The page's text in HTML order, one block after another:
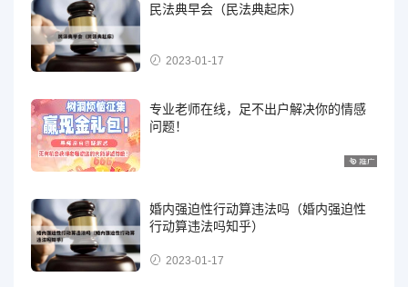
民法典早会（民法典起床）
2023-01-17
专业老师在线，足不出户解决你的情感
问题！
婚内强迫性行动算违法吗（婚内强迫性
行动算违法吗知乎）
2023-01-17